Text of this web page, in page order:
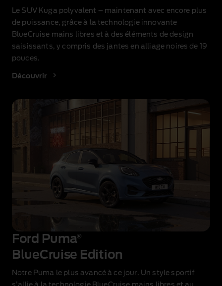
Le SUV Kuga polyvalent – maintenant avec encore plus
de puissance, grâce à la technologie innovante
BlueCruise mains libres et à des éléments de design
saisissants, y compris des jantes en alliage noires de 19
pouces.
Découvrir
Ford Puma®
BlueCruise Edition
Notre Puma le plus avancé à ce jour. Un style sportif